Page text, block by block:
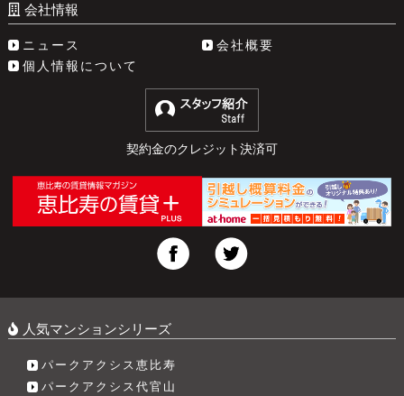
会社情報
ニュース
会社概要
個人情報について
契約金のクレジット決済可
人気マンションシリーズ
パークアクシス恵比寿
パークアクシス代官山